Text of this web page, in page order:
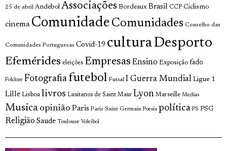
25 de abril Andebol Associações Bordeaux Brasil CCP Ciclismo
cinema Comunidade Comunidades Conselho das
Comunidades Portuguesas Covid-19 culturaDesporto
Efemérides eleições Empresas Ensino Exposição fado
Folclore Fotografia futebol Futsal I Guerra Mundial Ligue 1
Lille Lisboa livros Lusitanos de Saint Maur Lyon Marseille Medias
Musica opinião Paris Paris Saint Germain Poesia política PS PSG
Religião Saude Toulouse Voleibol